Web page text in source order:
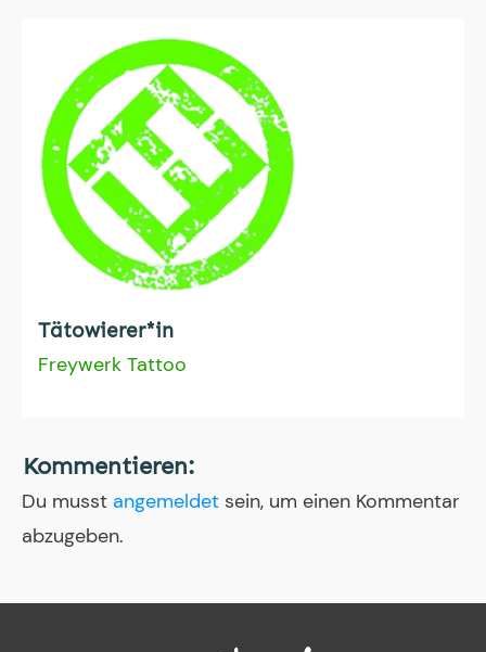
Tätowierer*in
Freywerk Tattoo
Kommentieren:
Du musst angemeldet sein, um einen Kommentar
abzugeben.